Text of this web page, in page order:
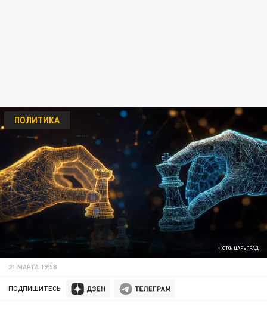
ФОТО: ЦАРЬГРАД
ПОЛИТИКА
21 МАРТА 19:58
ПОДПИШИТЕСЬ: